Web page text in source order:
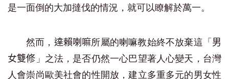
是一面倒的大加撻伐的情況，就可以瞭解於萬一。
然而， 達賴喇嘛所屬的喇嘛教始終不放棄這「 男
女雙修 」之法，是否仍然一心巴望著人心變天，台灣
人會崇尚歐美社會的性開放，建立多重多元的男女性